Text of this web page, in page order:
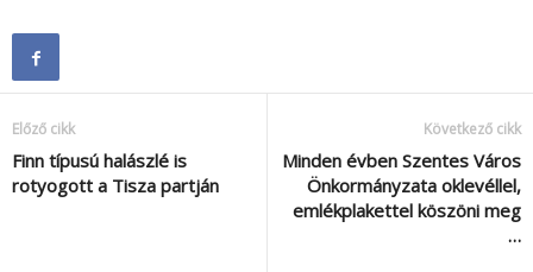
Előző cikk
Finn típusú halászlé is
rotyogott a Tisza partján
Következő cikk
Minden évben Szentes Város
Önkormányzata oklevéllel,
emlékplakettel köszöni meg
…